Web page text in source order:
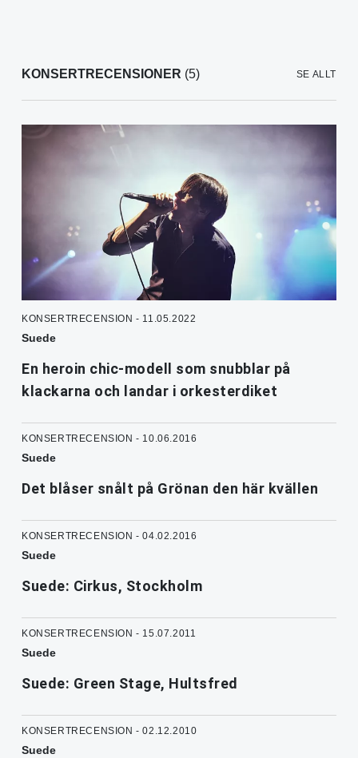
KONSERTRECENSIONER (5) SE ALLT
KONSERTRECENSION - 11.05.2022
Suede
En heroin chic-modell som snubblar på
klackarna och landar i orkesterdiket
KONSERTRECENSION - 10.06.2016
Suede
Det blåser snålt på Grönan den här kvällen
KONSERTRECENSION - 04.02.2016
Suede
Suede: Cirkus, Stockholm
KONSERTRECENSION - 15.07.2011
Suede
Suede: Green Stage, Hultsfred
KONSERTRECENSION - 02.12.2010
Suede